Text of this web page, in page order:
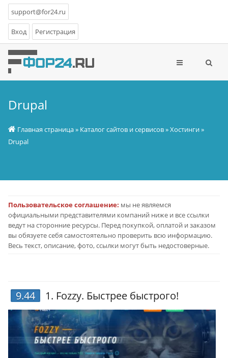
support@for24.ru
Вход Регистрация
Drupal
Главная страница» Каталог сайтов и сервисов»Хостинги»
Drupal
Пользовательское соглашение: мы не являемся
официальными представителями компаний ниже и все ссылки
ведут на сторонние ресурсы. Перед покупкой, оплатой и заказом
вы обязуете себя самостоятельно проверить всю информацию.
Весь текст, описание, фото, ссылки могут быть недостоверные.
9.44 1. Fozzy. Быстрее быстрого!